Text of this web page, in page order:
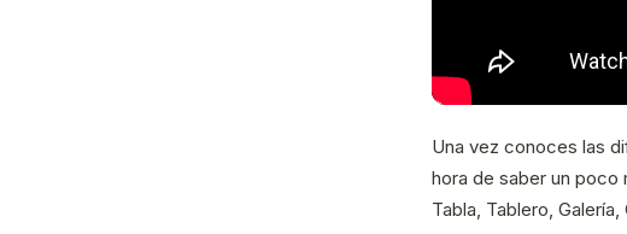
Una vez conoces las
hora de saber un
Tabla, Tablero,